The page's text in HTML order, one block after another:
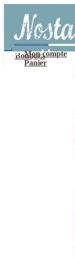
navigation
contenu
Mon compte
Panier
Bonbons